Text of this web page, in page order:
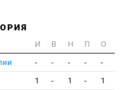
И В Н П
О
- - - -
-
1 - 1 -
1